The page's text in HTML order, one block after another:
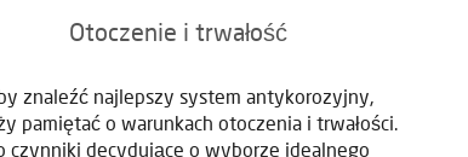
Otoczenie i trwałość
znaleźć najlepszy system antykorozyjny,
pamiętać o warunkach otoczenia i trwałości.
czynniki decydujące o wyborze idealnego